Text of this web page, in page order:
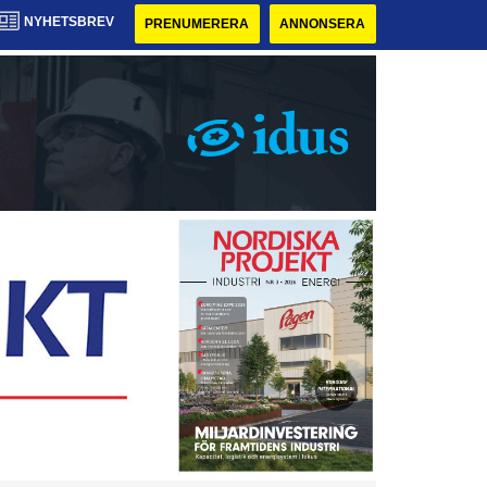
NYHETSBREV PRENUMERERA ANNONSERA